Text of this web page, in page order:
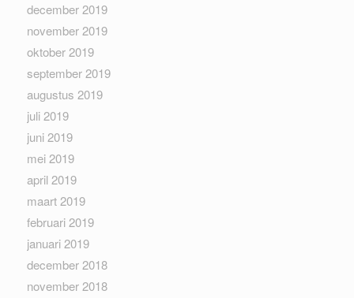
december 2019
november 2019
oktober 2019
september 2019
augustus 2019
juli 2019
juni 2019
mei 2019
april 2019
maart 2019
februari 2019
januari 2019
december 2018
november 2018